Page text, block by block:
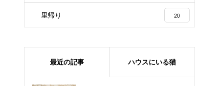
里帰り 20
最近の記事 ハウスにいる猫